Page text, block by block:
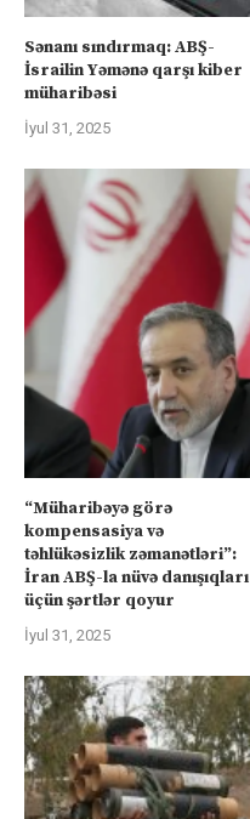
Sənanı sındırmaq: ABŞ-
İsrailin Yəmənə qarşı kiber
müharibəsi
İyul 31, 2025
“Müharibəyə görə
kompensasiya və
təhlükəsizlik zəmanətləri”:
İran ABŞ-la nüvə danışıqları
üçün şərtlər qoyur
İyul 31, 2025